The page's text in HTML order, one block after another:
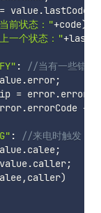
= value.lastCode
前状态："+code)
一个状态："+
:
//当有一些错误
.error;
= error.
.errorCode +
:
//来电时触发，
.calee;
.caller;
, caller)